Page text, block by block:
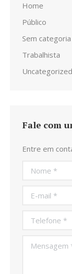
Home
Público
Sem categoria
Trabalhista
Uncategorized
Fale com
Entre em
Nome *
E-mail *
Telefone *
Mensagem *